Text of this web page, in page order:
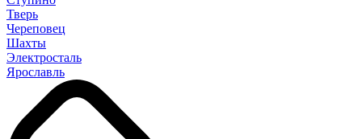
Тверь
Череповец
Шахты
Электросталь
Ярославль